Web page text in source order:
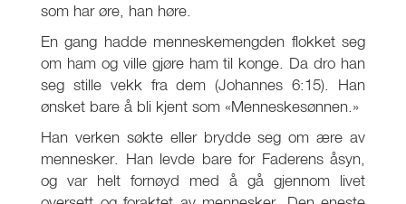
som har øre, han høre.
En gang hadde menneskemengden flokket seg
om ham og ville gjøre ham til konge. Da dro han
seg stille vekk fra dem (Johannes 6:15). Han
ønsket bare å bli kjent som «Menneskesønnen.»
Han verken søkte eller brydde seg om ære av
mennesker. Han levde bare for Faderens åsyn,
og var helt fornøyd med å gå gjennom livet